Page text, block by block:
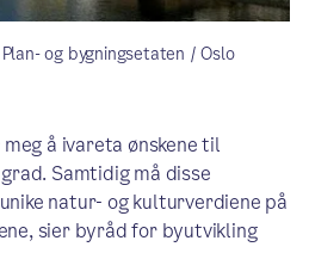
og bygningsetaten / Oslo
å ivareta ønskene til
Samtidig må disse
natur- og kulturverdiene på
sier byråd for byutvikling